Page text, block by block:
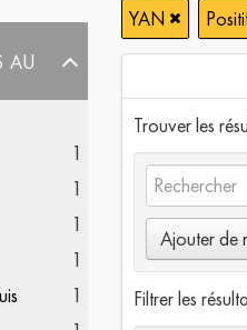
au
1
1
1
1
1
YAN
Trouver les
Ajouter de
Filtrer les